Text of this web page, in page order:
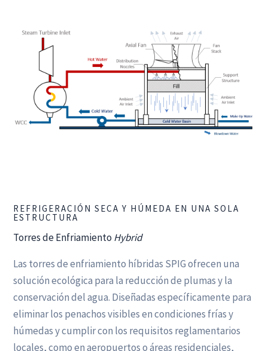
REFRIGERACIÓN SECA Y HÚMEDA EN UNA SOLA
ESTRUCTURA
Torres de Enfriamiento Hybrid
Las torres de enfriamiento híbridas SPIG ofrecen una
solución ecológica para la reducción de plumas y la
conservación del agua. Diseñadas específicamente para
eliminar los penachos visibles en condiciones frías y
húmedas y cumplir con los requisitos reglamentarios
locales, como en aeropuertos o áreas residenciales,